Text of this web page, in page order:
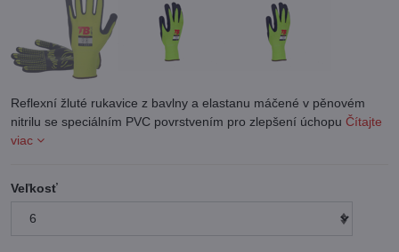
Reflexní žluté rukavice z bavlny a elastanu máčené v pěnovém
nitrilu se speciálním PVC povrstvením pro zlepšení úchopu Čítajte
viac
Veľkosť